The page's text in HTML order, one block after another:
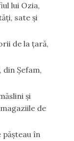
lui Ozia,
sate şi
de la ţară,
din Şefam,
şi
de
păşteau în